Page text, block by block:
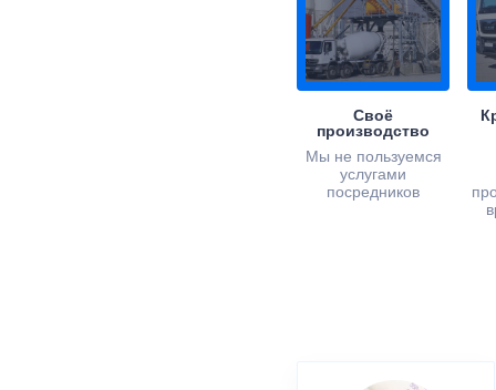
Своё
производство
Мы не пользуемся
услугами
посредников